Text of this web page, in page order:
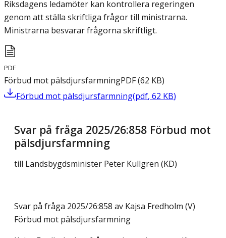
Riksdagens ledamöter kan kontrollera regeringen
genom att ställa skriftliga frågor till ministrarna.
Ministrarna besvarar frågorna skriftligt.
PDF
Förbud mot pälsdjursfarmningPDF(62 KB)
Förbud mot pälsdjursfarmning(pdf, 62 KB)
Svar på fråga 2025/26:858 Förbud mot
pälsdjursfarmning
till Landsbygdsminister Peter Kullgren (KD)
Svar på fråga 2025/26:858 av Kajsa Fredholm (V)
Förbud mot pälsdjursfarmning